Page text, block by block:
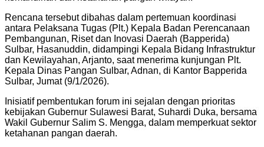
Rencana tersebut dibahas dalam pertemuan koordinasi
antara Pelaksana Tugas (Plt.) Kepala Badan Perencanaan
Pembangunan, Riset dan Inovasi Daerah (Bapperida)
Sulbar, Hasanuddin, didampingi Kepala Bidang Infrastruktur
dan Kewilayahan, Arjanto, saat menerima kunjungan Plt.
Kepala Dinas Pangan Sulbar, Adnan, di Kantor Bapperida
Sulbar, Jumat (9/1/2026).
Inisiatif pembentukan forum ini sejalan dengan prioritas
kebijakan Gubernur Sulawesi Barat, Suhardi Duka, bersama
Wakil Gubernur Salim S. Mengga, dalam memperkuat sektor
ketahanan pangan daerah.